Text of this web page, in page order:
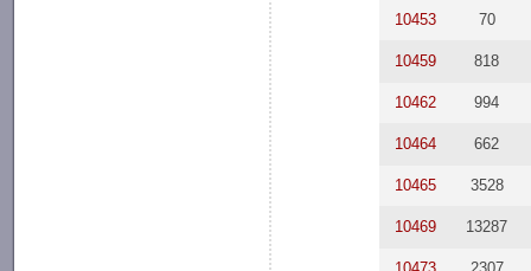
10453 70
10459 818
10462 994
10464 662
10465 3528
10469 13287